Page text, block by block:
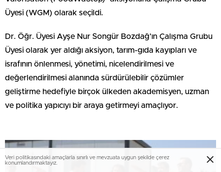
Üyesi (WGM) olarak seçildi.
Dr. Öğr. Üyesi Ayşe Nur Songür Bozdağ’ın Çalışma Grubu
Üyesi olarak yer aldığı aksiyon, tarım-gıda kayıpları ve
israfının önlenmesi, yönetimi, nicelendirilmesi ve
değerlendirilmesi alanında sürdürülebilir çözümler
geliştirme hedefiyle birçok ülkeden akademisyen, uzman
ve politika yapıcıyı bir araya getirmeyi amaçlıyor.
Veri politikasındaki amaçlarla sınırlı ve mevzuata uygun şekilde çerez
konumlandırmaktayız.